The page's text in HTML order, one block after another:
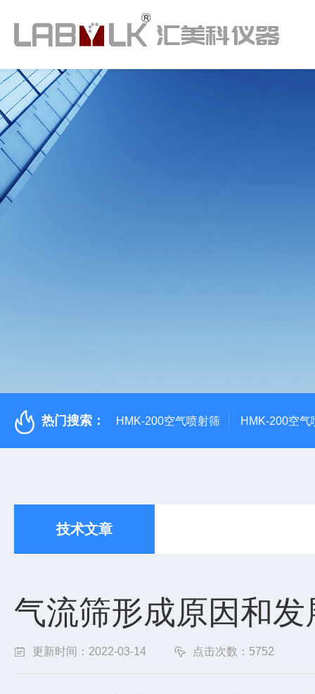
热门搜索： HMK-200空气喷射筛 HMK-200空气
技术文章
气流筛形成原因和发
更新时间：2022-03-14 点击次数：5752